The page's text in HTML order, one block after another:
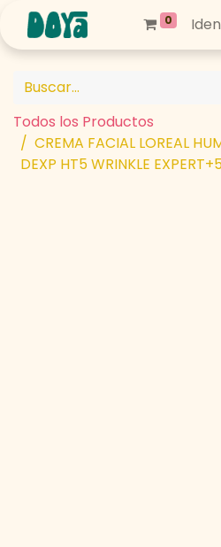
0
Todos los Productos
CREMA FACIAL LOREAL
DEXP HT5 WRINKLE